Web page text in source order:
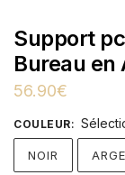
Support
Bureau en
56.90€
COULEUR:
NOIR